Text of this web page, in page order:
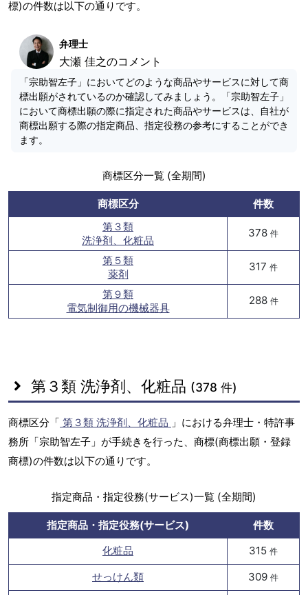
標)の件数は以下の通りです。
弁理士
大瀬 佳之のコメント
「宗助智左子」においてどのような商品やサービスに対して商
標出願がされているのか確認してみましょう。「宗助智左子」
において商標出願の際に指定された商品やサービスは、自社が
商標出願する際の指定商品、指定役務の参考にすることができ
ます。
商標区分一覧 (全期間)
商標区分
件数
第３類
洗浄剤、化粧品
378 件
第５類
薬剤
317 件
第９類
電気制御用の機械器具
288 件
第３類 洗浄剤、化粧品 (378 件)
商標区分「 第３類 洗浄剤、化粧品 」における弁理士・特許事
務所「宗助智左子」が手続きを行った、商標(商標出願・登録
商標)の件数は以下の通りです。
指定商品・指定役務(サービス)一覧 (全期間)
指定商品・指定役務(サービス)
件数
化粧品
315 件
せっけん類 309 件